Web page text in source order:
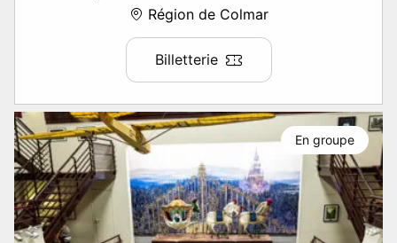
Région de Colmar
Billetterie
En groupe